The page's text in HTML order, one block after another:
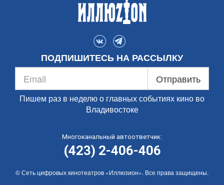
ПОДПИШИТЕСЬ НА РАССЫЛКУ
Отправить
Пишем раз в неделю о главных событиях кино во
Владивостоке
Многоканальный автоответчик:
(423) 2-406-406
© Сеть цифровых кинотеатров «Иллюзион». Все права защищены.